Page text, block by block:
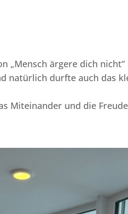
„Mensch ärgere dich
natürlich durfte auch das
Miteinander und die